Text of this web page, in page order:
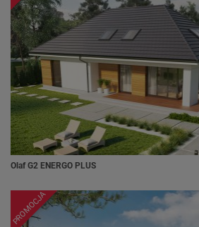
Olaf G2 ENERGO PLUS
PROMOCJA